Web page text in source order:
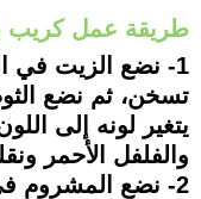
طريقة عمل كريب
1- نضع الزيت في
تسخن، ثم نضع
يتغير لونه إلى
والفلفل الأحمر
2- نضع المشروم